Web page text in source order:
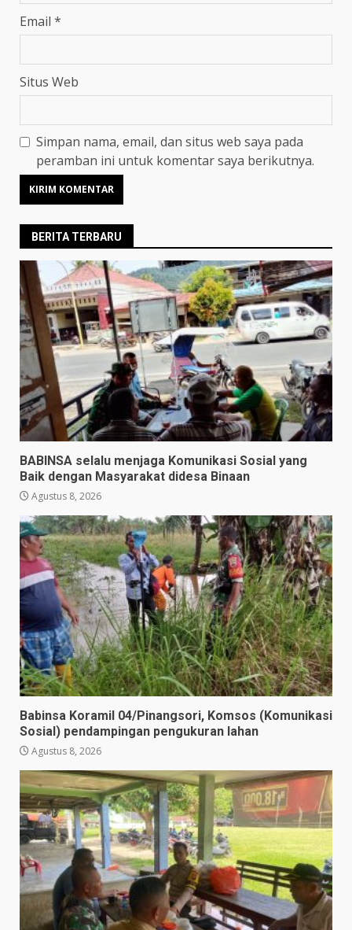
Email *
Situs Web
Simpan nama, email, dan situs web saya pada
peramban ini untuk komentar saya berikutnya.
BERITA TERBARU
BABINSA selalu menjaga Komunikasi Sosial yang
Baik dengan Masyarakat didesa Binaan
Agustus 8, 2026
Babinsa Koramil 04/Pinangsori, Komsos (Komunikasi
Sosial) pendampingan pengukuran lahan
Agustus 8, 2026